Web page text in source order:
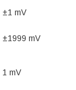
±1 mV
±1999 mV
1 mV